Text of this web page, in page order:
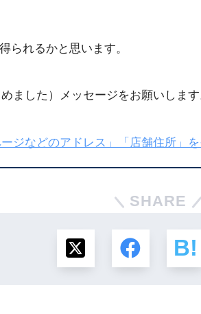
られるかと思います。
ました）メッセージをお願いします
ジなどのアドレス」「店舗住所」
SHARE